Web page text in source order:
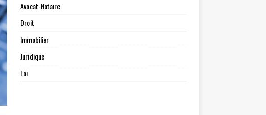
Avocat-Notaire
Droit
Immobilier
Juridique
Loi